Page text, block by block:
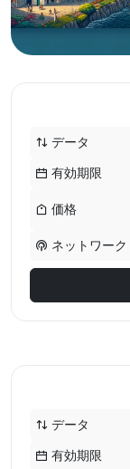
データ
有効期限
価格
ネットワーク
データ
有効期限